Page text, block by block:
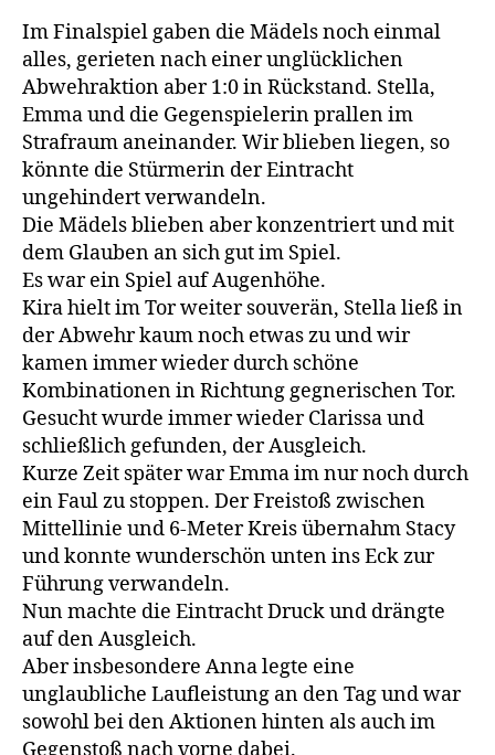
Im Finalspiel gaben die Mädels noch einmal
alles, gerieten nach einer unglücklichen
Abwehraktion aber 1:0 in Rückstand. Stella,
Emma und die Gegenspielerin prallen im
Strafraum aneinander. Wir blieben liegen, so
könnte die Stürmerin der Eintracht
ungehindert verwandeln.
Die Mädels blieben aber konzentriert und mit
dem Glauben an sich gut im Spiel.
Es war ein Spiel auf Augenhöhe.
Kira hielt im Tor weiter souverän, Stella ließ in
der Abwehr kaum noch etwas zu und wir
kamen immer wieder durch schöne
Kombinationen in Richtung gegnerischen Tor.
Gesucht wurde immer wieder Clarissa und
schließlich gefunden, der Ausgleich.
Kurze Zeit später war Emma im nur noch durch
ein Faul zu stoppen. Der Freistoß zwischen
Mittellinie und 6-Meter Kreis übernahm Stacy
und konnte wunderschön unten ins Eck zur
Führung verwandeln.
Nun machte die Eintracht Druck und drängte
auf den Ausgleich.
Aber insbesondere Anna legte eine
unglaubliche Laufleistung an den Tag und war
sowohl bei den Aktionen hinten als auch im